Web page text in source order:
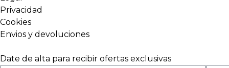
Privacidad
Cookies
Envios y devoluciones
Date de alta para recibir ofertas exclusivas